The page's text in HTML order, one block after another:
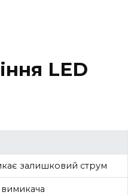
LED
залишковий струм
вимикача